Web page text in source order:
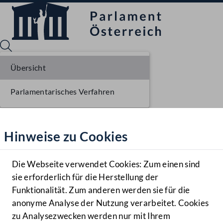
Hilfe
Benutzer
Navigationsmenü öffnen
MENÜ
Hinweise zu Cookies
Die Webseite verwendet Cookies: Zum einen sind
sie erforderlich für die Herstellung der
Funktionalität. Zum anderen werden sie für die
anonyme Analyse der Nutzung verarbeitet. Cookies
zu Analysezwecken werden nur mit Ihrem
Übersicht
Parlamentarisches Verfahren